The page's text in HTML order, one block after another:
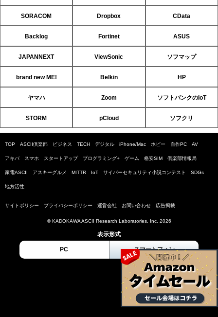
SORACOM Dropbox CData
Backlog Fortinet ASUS
JAPANNEXT ViewSonic ソフマップ
brand new ME! Belkin HP
ヤマハ Zoom ソフトバンクのIoT
STORM pCloud ソフクリ
TOP ASCII倶楽部 ビジネス TECH デジタル iPhone/Mac ホビー 自作PC AV
アキバ スマホ スタートアップ プログラミング+ ゲーム 格安SIM 倶楽部情報局
家電ASCII アスキーグルメ MITTR IoT サイバーセキュリティ小説コンテスト SDGs
地方活性
サイトポリシー プライバシーポリシー 運営会社 お問い合わせ 広告掲載
© KADOKAWA ASCII Research Laboratories, Inc. 2026
表示形式
PC スマートフォン